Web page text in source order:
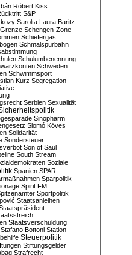
Róbert Kiss
S&P
Sarolta Laura Baritz
Schengen-Zone
Schiefergas
Schmalspurbahn
Schulumbenennung
Schweden
Schwimmsport
Kurz Segregation
Serbien Sexualität
Sinopharm
Slomó Köves
Solidarität
Sondersteuer
Son of Saul
South Stream
Soziale
Spanien SPAR
Sparpolitik
Spirit FM
Sportpolitik
Staatsanleihen
Staatsverschuldung
Stafano Bottoni Station
Steuerpolitik
Stiftungsgelder
Strafrecht